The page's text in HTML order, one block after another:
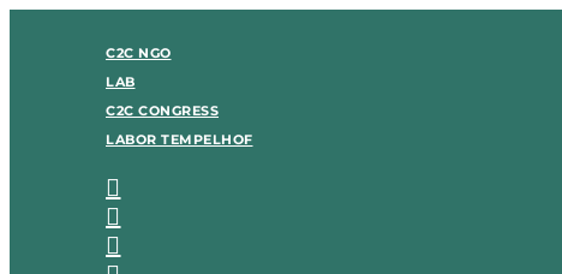
C2C NGO
LAB
C2C CONGRESS
LABOR TEMPELHOF